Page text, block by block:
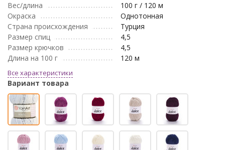
Вес/длина
100 г / 120 м
Окраска
Однотонная
Страна происхождения
Турция
Размер спиц
4,5
Размер крючков
4,5
Длина на 100 г
120 м
Все характеристики
Вариант товара